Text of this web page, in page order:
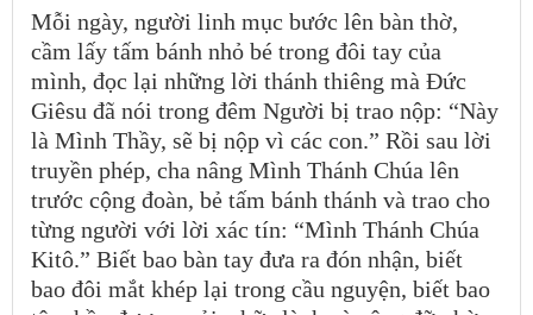
Mỗi ngày, người linh mục bước lên bàn thờ,
cầm lấy tấm bánh nhỏ bé trong đôi tay của
mình, đọc lại những lời thánh thiêng mà Đức
Giêsu đã nói trong đêm Người bị trao nộp: “Này
là Mình Thầy, sẽ bị nộp vì các con.” Rồi sau lời
truyền phép, cha nâng Mình Thánh Chúa lên
trước cộng đoàn, bẻ tấm bánh thánh và trao cho
từng người với lời xác tín: “Mình Thánh Chúa
Kitô.” Biết bao bàn tay đưa ra đón nhận, biết
bao đôi mắt khép lại trong cầu nguyện, biết bao